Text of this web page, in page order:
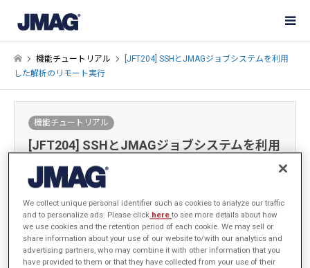
機能チュートリアル
[JFT204] SSHとJMAGジョブシステムを利用
した解析のリモート実行
機能チュートリアル
[JFT204] SSHとJMAGジョブシステムを利用
した解析のリモート実行
2025-07-07
サインイン するとデータがダウンロードできます
手順・サンプルデータ
We collect unique personal identifier such as cookies to analyze our traffic
and to personalize ads. Please click hereto see more details about how
we use cookies and the retention period of each cookie. We may sell or
share information about your use of our website to/with our analytics and
advertising partners, who may combine it with other information that you
have provided to them or that they have collected from your use of their